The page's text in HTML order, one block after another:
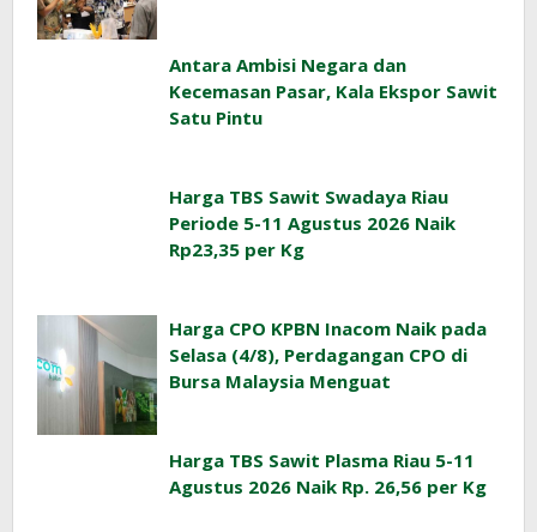
Antara Ambisi Negara dan
Kecemasan Pasar, Kala Ekspor Sawit
Satu Pintu
Harga TBS Sawit Swadaya Riau
Periode 5-11 Agustus 2026 Naik
Rp23,35 per Kg
Harga CPO KPBN Inacom Naik pada
Selasa (4/8), Perdagangan CPO di
Bursa Malaysia Menguat
Harga TBS Sawit Plasma Riau 5-11
Agustus 2026 Naik Rp. 26,56 per Kg